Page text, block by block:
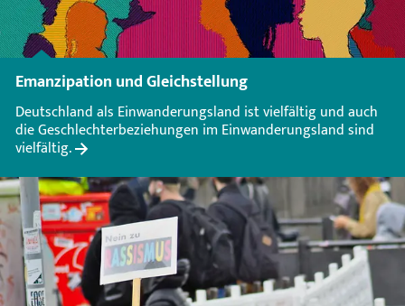
Emanzipation und Gleichstellung
Deutschland als Einwanderungsland ist vielfältig und auch
die Geschlechterbeziehungen im Einwanderungsland sind
vielfältig.